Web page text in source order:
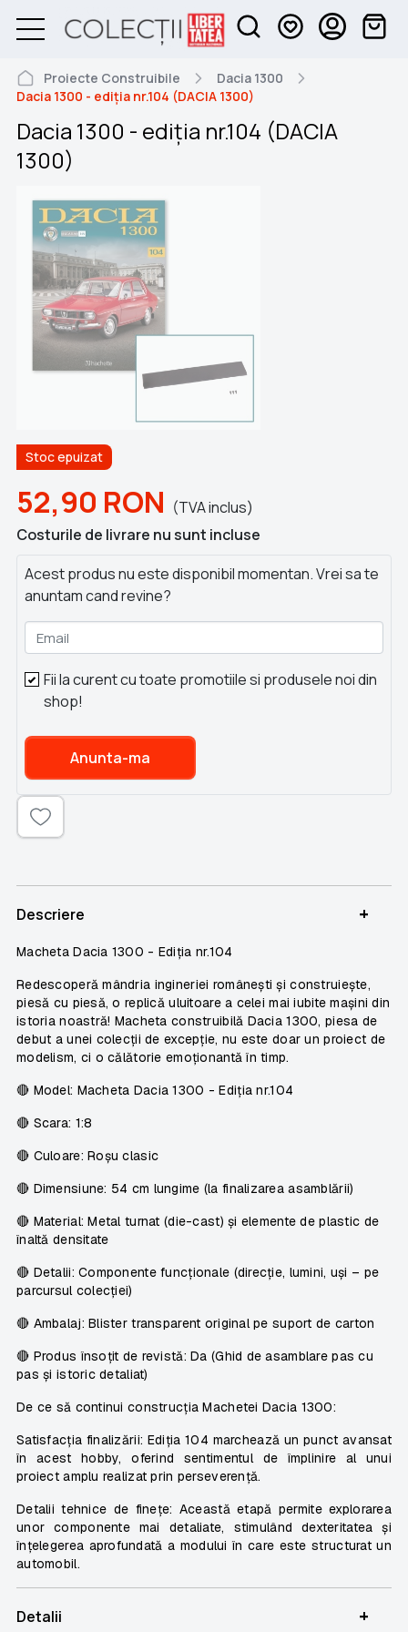
Proiecte Construibile
Dacia 1300
Dacia 1300 - ediția nr.104 (DACIA 1300)
Dacia 1300 - ediția nr.104 (DACIA
1300)
Stoc epuizat
52,90 RON (TVA inclus)
Costurile de livrare nu sunt incluse
Acest produs nu este disponibil momentan. Vrei sa te
anuntam cand revine?
Email
Fii la curent cu toate promotiile si produsele noi din
shop!
Anunta-ma
Descriere +
Macheta Dacia 1300 - Ediția nr.104
Redescoperă mândria ingineriei românești și construiește,
piesă cu piesă, o replică uluitoare a celei mai iubite mașini din
istoria noastră! Macheta construibilă Dacia 1300, piesa de
debut a unei colecții de excepție, nu este doar un proiect de
modelism, ci o călătorie emoționantă în timp.
🔴 Model: Macheta Dacia 1300 - Ediția nr.104
🔴 Scara: 1:8
🔴 Culoare: Roșu clasic
🔴 Dimensiune: 54 cm lungime (la finalizarea asamblării)
🔴 Material: Metal turnat (die-cast) și elemente de plastic de
înaltă densitate
🔴 Detalii: Componente funcționale (direcție, lumini, uși – pe
parcursul colecției)
🔴 Ambalaj: Blister transparent original pe suport de carton
🔴 Produs însoțit de revistă: Da (Ghid de asamblare pas cu
pas și istoric detaliat)
De ce să continui construcția Machetei Dacia 1300:
Satisfacția finalizării: Ediția 104 marchează un punct avansat
în acest hobby, oferind sentimentul de împlinire al unui
proiect amplu realizat prin perseverență.
Detalii tehnice de finețe: Această etapă permite explorarea
unor componente mai detaliate, stimulând dexteritatea și
înțelegerea aprofundată a modului în care este structurat un
automobil.
Detalii +